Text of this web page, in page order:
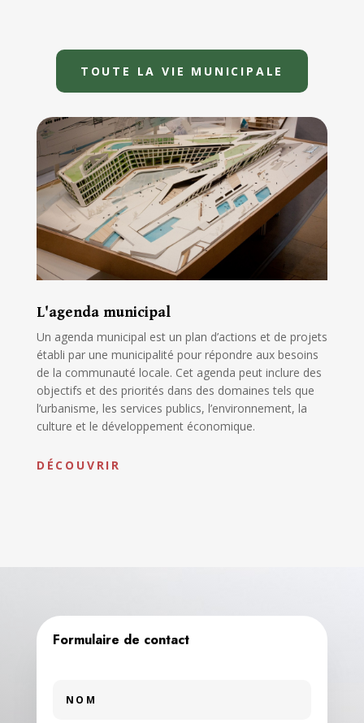
TOUTE LA VIE MUNICIPALE
L'agenda municipal
Un agenda municipal est un plan d’actions et de projets
établi par une municipalité pour répondre aux besoins
de la communauté locale. Cet agenda peut inclure des
objectifs et des priorités dans des domaines tels que
l’urbanisme, les services publics, l’environnement, la
culture et le développement économique.
DÉCOUVRIR
Formulaire de contact